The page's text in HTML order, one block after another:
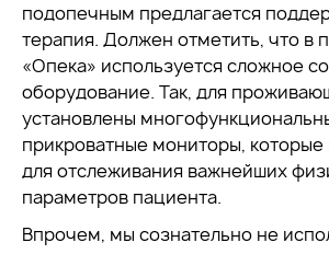
подопечным предлагается
терапия. Должен отметить, что в
«Опека» используется сложное
оборудование. Так, для
установлены
прикроватные мониторы,
для отслеживания важнейших
параметров пациента.
Впрочем, мы сознательно не